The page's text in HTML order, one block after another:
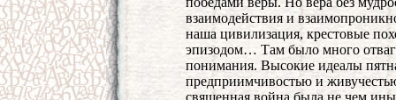
взаимодействия и
наша цивилизация, крестовые
эпизодом… Там было много
понимания. Высокие идеалы
предприимчивостью и